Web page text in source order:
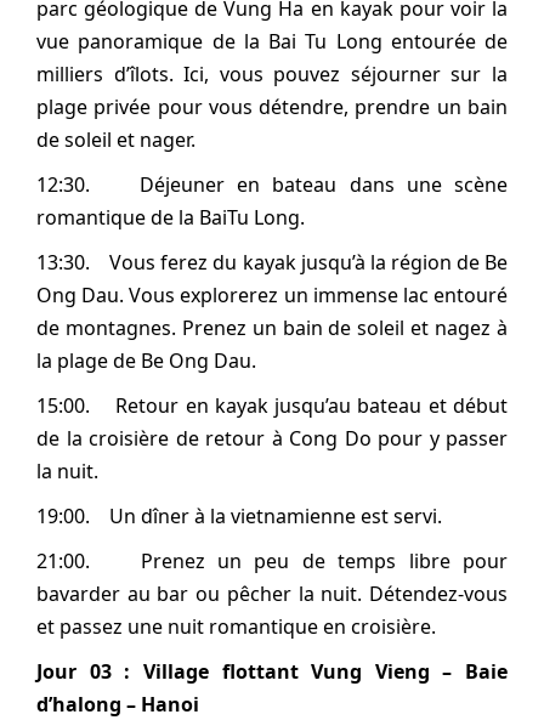
parc géologique de Vung Ha en kayak pour voir la
vue panoramique de la Bai Tu Long entourée de
milliers d’îlots. Ici, vous pouvez séjourner sur la
plage privée pour vous détendre, prendre un bain
de soleil et nager.
12:30. Déjeuner en bateau dans une scène
romantique de la BaiTu Long.
13:30. Vous ferez du kayak jusqu’à la région de Be
Ong Dau. Vous explorerez un immense lac entouré
de montagnes. Prenez un bain de soleil et nagez à
la plage de Be Ong Dau.
15:00. Retour en kayak jusqu’au bateau et début
de la croisière de retour à Cong Do pour y passer
la nuit.
19:00. Un dîner à la vietnamienne est servi.
21:00. Prenez un peu de temps libre pour
bavarder au bar ou pêcher la nuit. Détendez-vous
et passez une nuit romantique en croisière.
Jour 03 : Village flottant Vung Vieng – Baie
d’halong – Hanoi